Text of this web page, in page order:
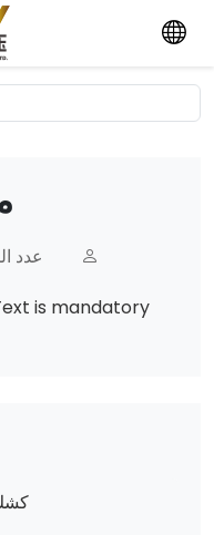
عدد
is mandatory